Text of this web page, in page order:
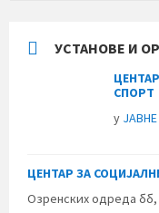
УСТАНОВЕ И
СПОРТ
у
ЦЕНТАР ЗА
Озренских одреда бб,